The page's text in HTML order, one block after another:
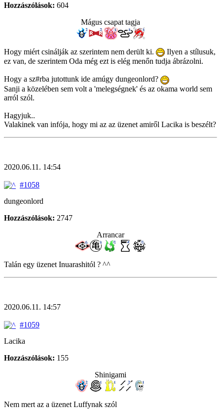
Hozzászólások: 604
Mágus csapat tagja
Hogy miért csinálják az szerintem nem derült ki.
Ilyen a stílusuk,
ez van, de szerintem Oda még ezt is elég menőn tudja ábrázolni.
Hogy a sz#rba jutottunk ide amúgy dungeonlord?
Sanji a közelében sem volt a 'melegségnek' és az okama world sem
arról szól.
Hagyjuk..
Valakinek van infója, hogy mi az az üzenet amiről Lacika is beszélt?
2020.06.11. 14:54
#1058
dungeonlord
Hozzászólások: 2747
Arrancar
Talán egy üzenet Inuarashitól ? ^^
2020.06.11. 14:57
#1059
Lacika
Hozzászólások: 155
Shinigami
Nem mert az a üzenet Luffynak szól